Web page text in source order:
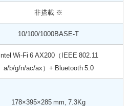
非搭載 ※
10/100/1000BASE-T
Intel Wi-Fi 6 AX200（IEEE 802.11
a/b/g/n/ac/ax）+ Bluetooth 5.0
178×395×285 mm, 7.3Kg